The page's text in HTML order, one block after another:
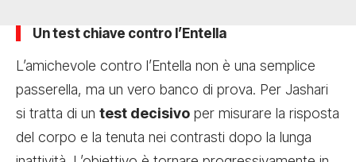
Un test chiave contro l’Entella
L’amichevole contro l’Entella non è una semplice
passerella, ma un vero banco di prova. Per Jashari
si tratta di un test decisivo per misurare la risposta
del corpo e la tenuta nei contrasti dopo la lunga